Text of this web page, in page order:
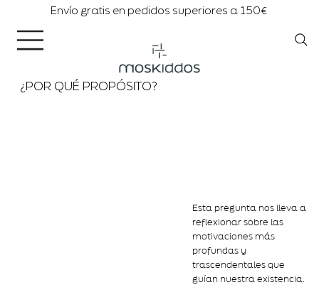
Envío gratis en pedidos superiores a 150€
¿POR QUÉ PROPÓSITO?
Esta pregunta nos lleva a
reflexionar sobre las
motivaciones más
profundas y
trascendentales que
guían nuestra existencia.